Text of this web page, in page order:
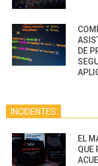
DE
INCIDENTES
EL
QUE